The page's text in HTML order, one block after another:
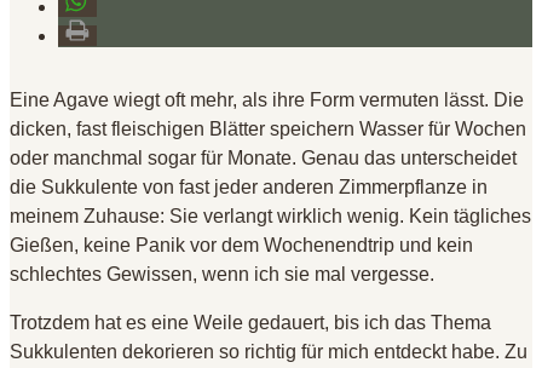
Eine Agave wiegt oft mehr, als ihre Form vermuten lässt. Die
dicken, fast fleischigen Blätter speichern Wasser für Wochen
oder manchmal sogar für Monate. Genau das unterscheidet
die Sukkulente von fast jeder anderen Zimmerpflanze in
meinem Zuhause: Sie verlangt wirklich wenig. Kein tägliches
Gießen, keine Panik vor dem Wochenendtrip und kein
schlechtes Gewissen, wenn ich sie mal vergesse.
Trotzdem hat es eine Weile gedauert, bis ich das Thema
Sukkulenten dekorieren so richtig für mich entdeckt habe. Zu